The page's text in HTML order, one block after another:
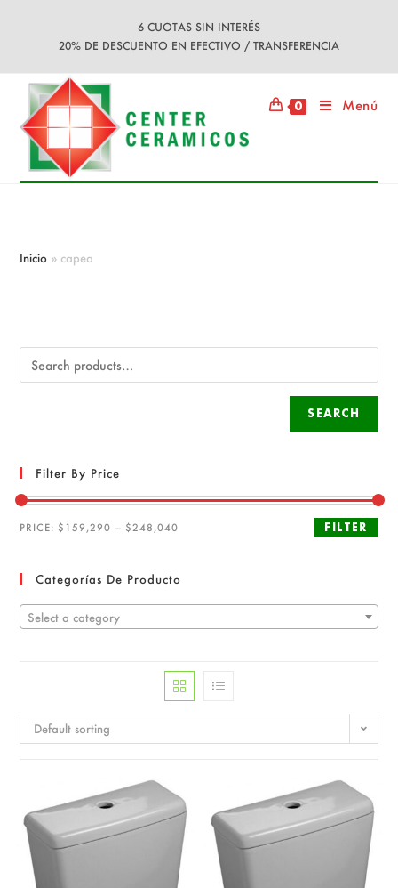
6 CUOTAS SIN INTERÉS
20% DE DESCUENTO EN EFECTIVO / TRANSFERENCIA
0 Menú
Inicio » capea
SEARCH
Filter By Price
FILTER
PRICE: $159,290 — $248,040
Categorías De Producto
Select a category
Default sorting